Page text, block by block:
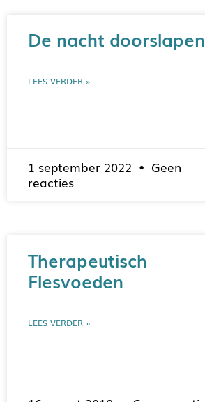
De nacht doorslapen
LEES VERDER »
1 september 2022
Geen
reacties
Therapeutisch
Flesvoeden
LEES VERDER »